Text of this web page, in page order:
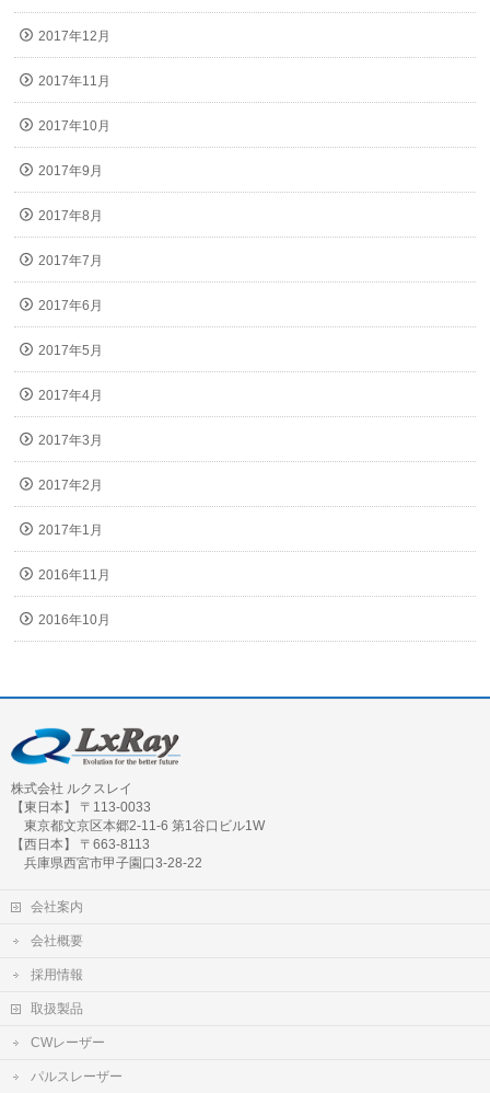
2017年12月
2017年11月
2017年10月
2017年9月
2017年8月
2017年7月
2017年6月
2017年5月
2017年4月
2017年3月
2017年2月
2017年1月
2016年11月
2016年10月
株式会社 ルクスレイ
【東日本】 〒113-0033
東京都文京区本郷2-11-6 第1谷口ビル1W
【西日本】 〒663-8113
兵庫県西宮市甲子園口3-28-22
会社案内
会社概要
採用情報
取扱製品
CWレーザー
パルスレーザー